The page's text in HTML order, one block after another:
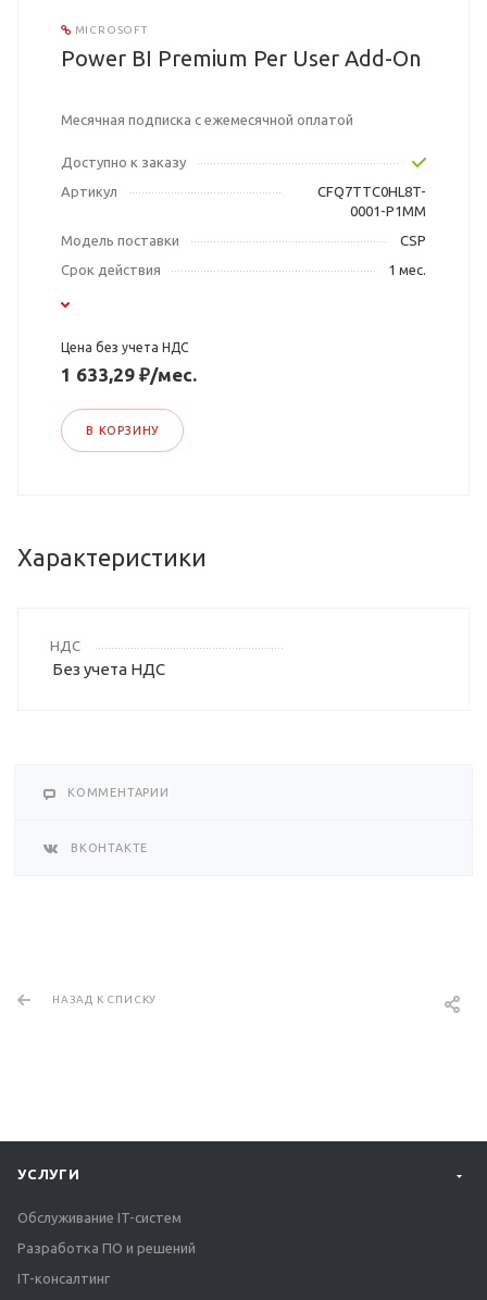
MICROSOFT
Power BI Premium Per User Add-On
Месячная подписка с ежемесячной оплатой
Доступно к заказу
Артикул
CFQ7TTC0HL8T-
0001-P1MM
Модель поставки
CSP
Срок действия
1 мес.
Цена без учета НДС
1 633,29 ₽/мес.
В КОРЗИНУ
Характеристики
НДС
Без учета НДС
КОММЕНТАРИИ
ВКОНТАКТЕ
НАЗАД К СПИСКУ
УСЛУГИ
Обслуживание IT-систем
Разработка ПО и решений
IT-консалтинг